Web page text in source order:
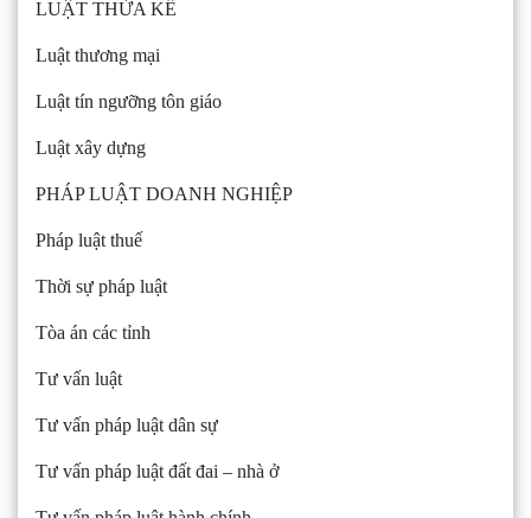
LUẬT THỪA KẾ
Luật thương mại
Luật tín ngưỡng tôn giáo
Luật xây dựng
PHÁP LUẬT DOANH NGHIỆP
Pháp luật thuế
Thời sự pháp luật
Tòa án các tỉnh
Tư vấn luật
Tư vấn pháp luật dân sự
Tư vấn pháp luật đất đai – nhà ở